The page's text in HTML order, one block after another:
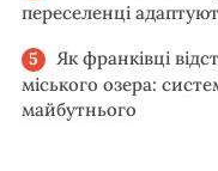
переселенці
Як франківці
міського озера:
майбутнього